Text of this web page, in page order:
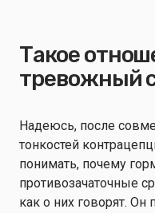
Такое
тревожный
Надеюсь, после
тонкостей
понимать, почему
противозачаточные
как о них говорят. Он